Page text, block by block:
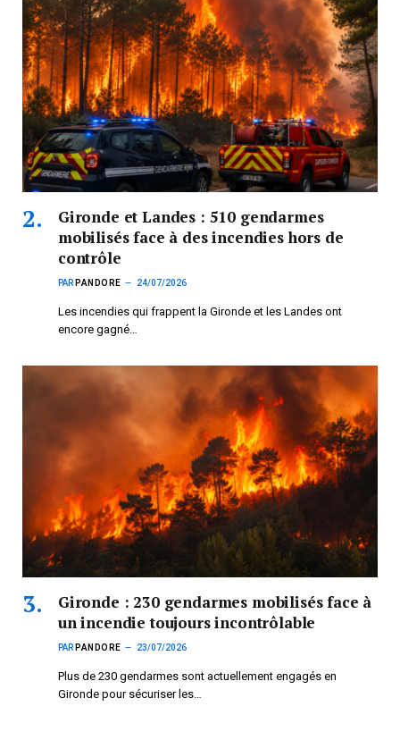
Gironde et Landes : 510 gendarmes
mobilisés face à des incendies hors de
contrôle
PAR PANDORE 24/07/2026
Les incendies qui frappent la Gironde et les Landes ont
encore gagné…
Gironde : 230 gendarmes mobilisés face à
un incendie toujours incontrôlable
PAR PANDORE 23/07/2026
Plus de 230 gendarmes sont actuellement engagés en
Gironde pour sécuriser les…